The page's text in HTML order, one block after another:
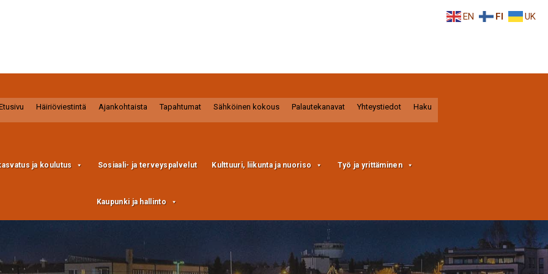
Häiriöviestintä Ajankohtaista Tapahtumat Sähköinen kokous Palautekanavat Yhteystiedot Haku
ja koulutus Sosiaali- ja terveyspalvelut Kulttuuri, liikunta ja nuoriso Työ ja yrittäminen
Kaupunki ja hallinto
EN FI UK